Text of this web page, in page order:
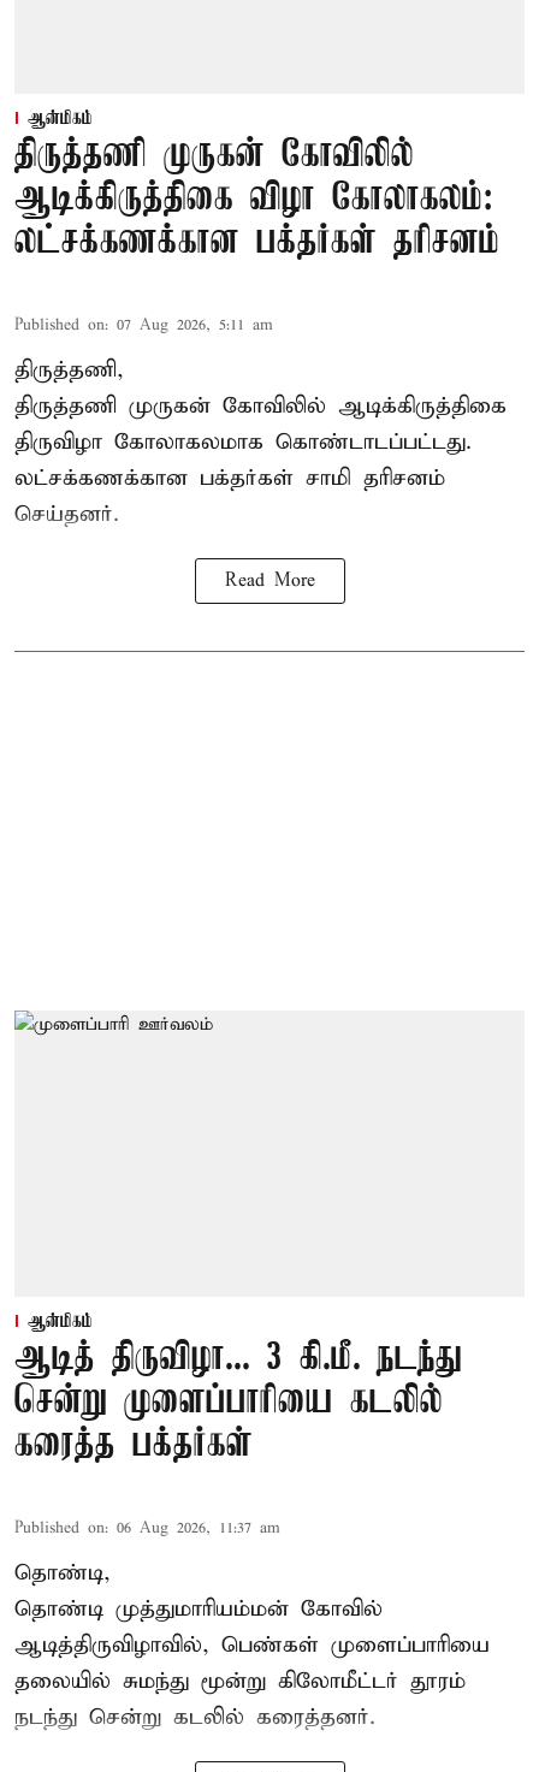
ஆன்மிகம்
திருத்தணி முருகன் கோவிலில்
ஆடிக்கிருத்திகை விழா கோலாகலம்:
லட்சக்கணக்கான பக்தர்கள் தரிசனம்
Published on: 07 Aug 2026, 5:11 am
திருத்தணி,
திருத்தணி முருகன் கோவிலில் ஆடிக்கிருத்திகை
திருவிழா கோலாகலமாக கொண்டாடப்பட்டது.
லட்சக்கணக்கான பக்தர்கள் சாமி தரிசனம்
செய்தனர்.
Read More
ஆன்மிகம்
ஆடித் திருவிழா... 3 கி.மீ. நடந்து
சென்று முளைப்பாரியை கடலில்
கரைத்த பக்தர்கள்
Published on: 06 Aug 2026, 11:37 am
தொண்டி,
தொண்டி முத்துமாரியம்மன் கோவில்
ஆடித்திருவிழாவில், பெண்கள் முளைப்பாரியை
தலையில் சுமந்து மூன்று கிலோமீட்டர் தூரம்
நடந்து சென்று கடலில் கரைத்தனர்.